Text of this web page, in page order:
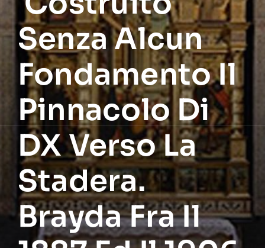
Senza Alcun
Fondamento Il
Pinnacolo Di
DX Verso La
Stadera.
Brayda Fra Il